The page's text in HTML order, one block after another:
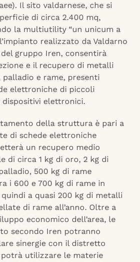
Il sito valdarnese, che si
di circa 2.400 mq,
la multiutility “un unicum a
realizzato da Valdarno
gruppo Iren, consentirà
e il recupero di metalli
e rame, presenti
elettroniche di piccoli
elettronici.
della struttura è pari a
di schede elettroniche
un recupero medio
di circa 1 kg di oro, 2 kg di
500 kg di rame
i 600 e 700 kg di rame in
a quasi 200 kg di metalli
di rame all’anno. Oltre a
economico dell’area, le
secondo Iren potranno
sinergie con il distretto
utilizzare le materie